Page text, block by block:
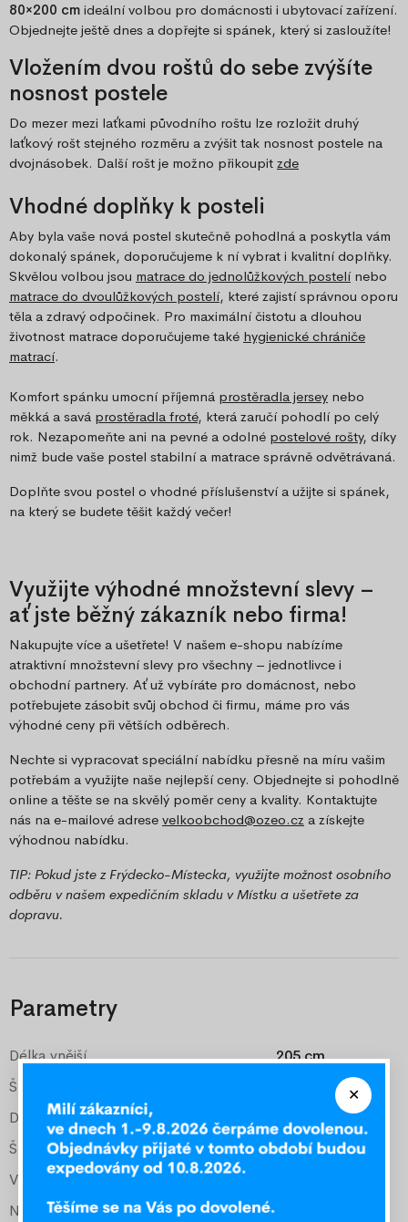
80×200 cm ideální volbou pro domácnosti i ubytovací zařízení.
Objednejte ještě dnes a dopřejte si spánek, který si zasloužíte!
Vložením dvou roštů do sebe zvýšíte
nosnost postele
Do mezer mezi laťkami původního roštu lze rozložit druhý
laťkový rošt stejného rozměru a zvýšit tak nosnost postele na
dvojnásobek. Další rošt je možno přikoupit zde
Vhodné doplňky k posteli
Aby byla vaše nová postel skutečně pohodlná a poskytla vám
dokonalý spánek, doporučujeme k ní vybrat i kvalitní doplňky.
Skvělou volbou jsou matrace do jednolůžkových postelínebo
matrace do dvoulůžkových postelí, které zajistí správnou oporu
těla a zdravý odpočinek. Pro maximální čistotu a dlouhou
životnost matrace doporučujeme také hygienické chrániče
matrací.
Komfort spánku umocní příjemná prostěradla jersey nebo
měkká a savá prostěradla froté, která zaručí pohodlí po celý
rok. Nezapomeňte ani na pevné a odolné postelové rošty, díky
nimž bude vaše postel stabilní a matrace správně odvětrávaná.
Doplňte svou postel o vhodné příslušenství a užijte si spánek,
na který se budete těšit každý večer!
Využijte výhodné množstevní slevy –
ať jste běžný zákazník nebo firma!
Nakupujte více a ušetřete! V našem e-shopu nabízíme
atraktivní množstevní slevy pro všechny – jednotlivce i
obchodní partnery. Ať už vybíráte pro domácnost, nebo
potřebujete zásobit svůj obchod či firmu, máme pro vás
výhodné ceny při větších odběrech.
Nechte si vypracovat speciální nabídku přesně na míru vašim
potřebám a využijte naše nejlepší ceny. Objednejte si pohodlně
online a těšte se na skvělý poměr ceny a kvality. Kontaktujte
nás na e-mailové adrese velkoobchod@ozeo.cz a získejte
výhodnou nabídku.
TIP: Pokud jste z Frýdecko-Místecka, využijte možnost osobního
odběru v našem expedičním skladu v Místku a ušetřete za
dopravu.
Parametry
Délka vnější
205 cm
Šířka vnější
Délka pro matraci
200 cm
Šířka pro matraci
80 cm
Vyšší čelo
Nižší čelo